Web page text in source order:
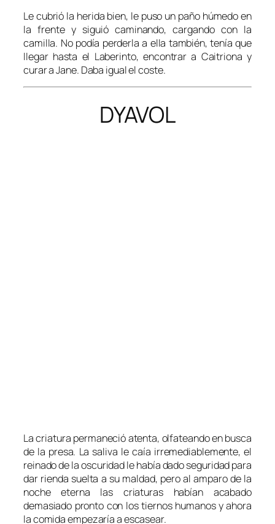
Le cubrió la herida bien, le puso un paño húmedo en
la frente y siguió caminando, cargando con la
camilla. No podía perderla a ella también, tenía que
llegar hasta el Laberinto, encontrar a Caitriona y
curar a Jane. Daba igual el coste.
DYAVOL
La criatura permaneció atenta, olfateando en busca
de la presa. La saliva le caía irremediablemente, el
reinado de la oscuridad le había dado seguridad para
dar rienda suelta a su maldad, pero al amparo de la
noche eterna las criaturas habían acabado
demasiado pronto con los tiernos humanos y ahora
la comida empezaría a escasear.